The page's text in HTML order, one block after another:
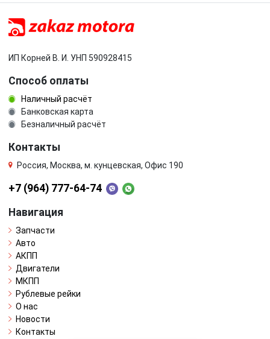
ИП Корней В. И. УНП 590928415
Способ оплаты
Наличный расчёт
Банковская карта
Безналичный расчёт
Контакты
Россия, Москва, м. кунцевская, Офис 190
+7 (964) 777-64-74
Навигация
Запчасти
Авто
АКПП
Двигатели
МКПП
Рублевые рейки
О нас
Новости
Контакты